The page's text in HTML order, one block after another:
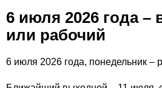
6 июля 2026 года –
или рабочий
6 июля 2026 года, понедельник –